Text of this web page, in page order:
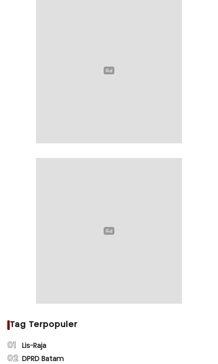
Tag Terpopuler
01 Lis-Raja
02 DPRD Batam